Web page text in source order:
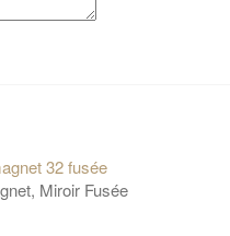
Miroir Fusée